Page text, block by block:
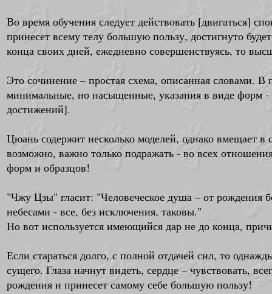
Во время обучения следует действовать [двигаться]
принесет всему телу большую пользу, достигнуто
конца своих дней, ежедневно совершенствуясь, то
Это сочинение – простая схема, описанная словами.
минимальные, но насыщенные, указания в виде форм
достижений].
Цюань содержит несколько моделей, однако вмещает
возможно, важно только подражать - во всех
форм и образцов!
"Чжу Цзы" гласит: "Человеческое душа – от рождения
небесами - все, без исключения, таковы."
Но вот используется имеющийся дар не до конца,
Если стараться долго, с полной отдачей сил, то
сущего. Глаза начнут видеть, сердце – чувствовать,
рождения и принесет самому себе большую пользу!